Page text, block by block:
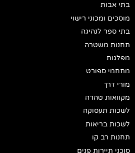
בתי אבות
מוסכים ומכוני רישוי
בתי ספר לנהיגה
תחנות משטרה
מפלגות
מתחמי ספורט
מורי דרך
מקוואות טהרה
לשכות תעסוקה
לשכות בריאות
תחנות רב קו
סוכני תיירות פנים